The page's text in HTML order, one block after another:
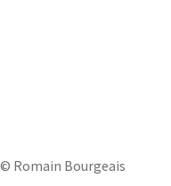
© Romain Bourgeais